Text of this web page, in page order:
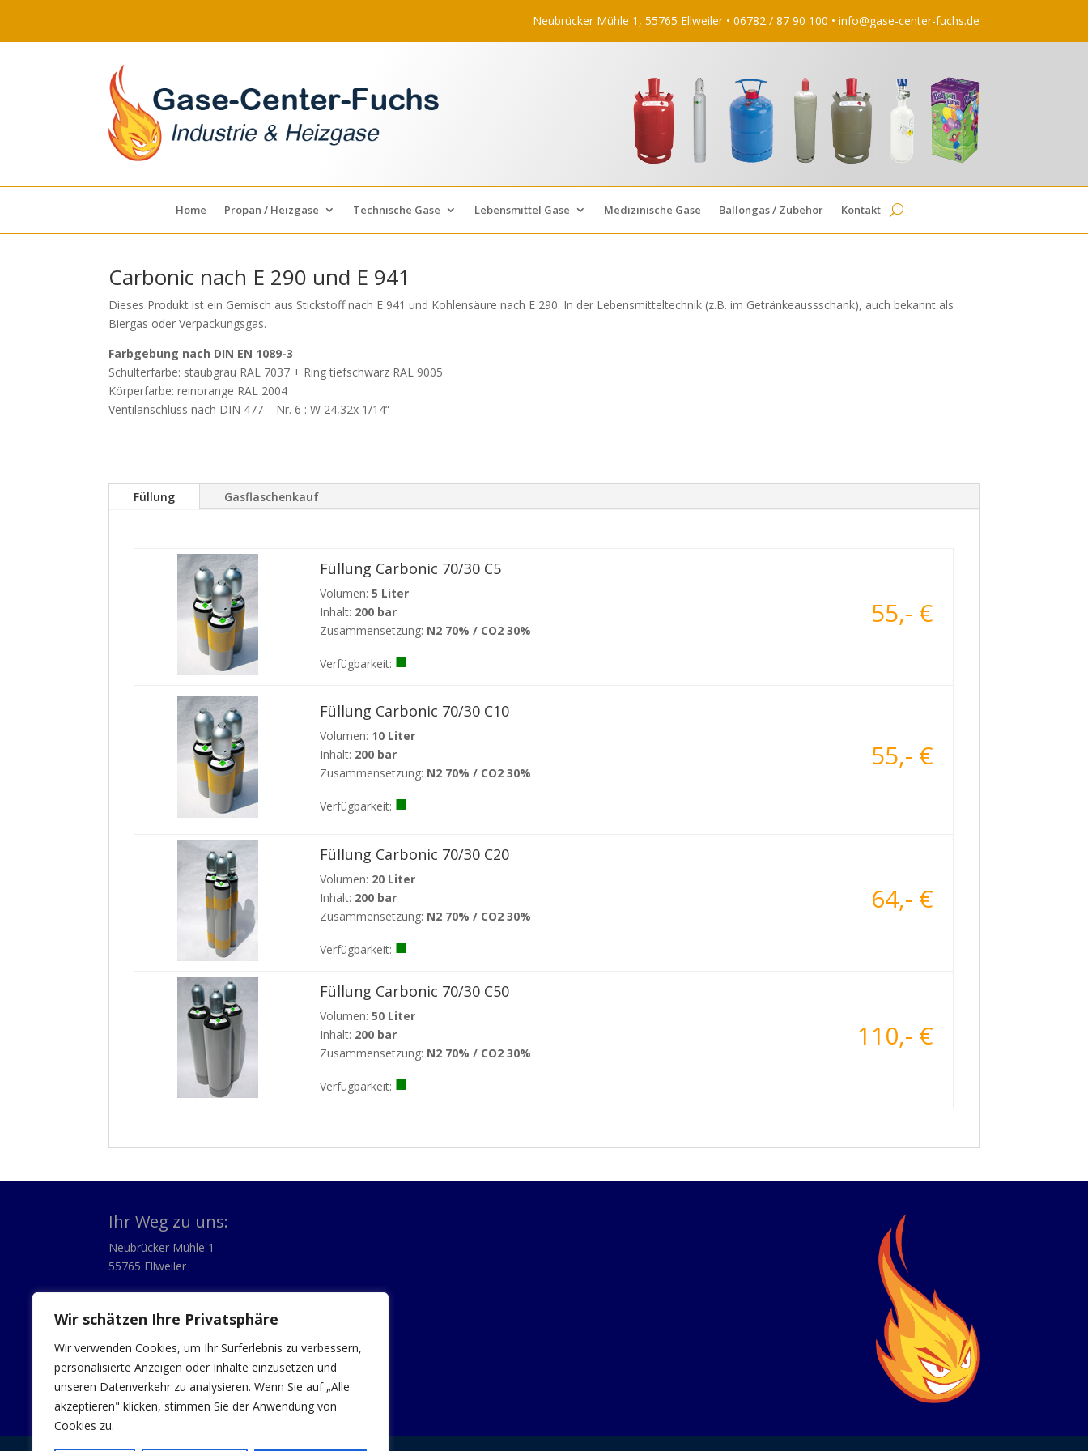
Wir schätzen Ihre Privatsphäre
Wir verwenden Cookies, um Ihr Surferlebnis zu verbessern,
personalisierte Anzeigen oder Inhalte einzusetzen und
unseren Datenverkehr zu analysieren. Wenn Sie auf „Alle
akzeptieren" klicken, stimmen Sie der Anwendung von
Cookies zu.
Neubrücker Mühle 1, 55765 Ellweiler • 06782 / 87 90 100 • info@gase-center-fuchs.de
Home Propan / Heizgase Technische Gase Lebensmittel Gase Medizinische Gase Ballongas / Zubehör Kontakt
Carbonic nach E 290 und E 941
Dieses Produkt ist ein Gemisch aus Stickstoff nach E 941 und Kohlensäure nach E 290. In der Lebensmitteltechnik (z.B. im Getränkeaussschank), auch bekannt als
Biergas oder Verpackungsgas.
Farbgebung nach DIN EN 1089-3
Schulterfarbe: staubgrau RAL 7037 + Ring tiefschwarz RAL 9005
Körperfarbe: reinorange RAL 2004
Ventilanschluss nach DIN 477 – Nr. 6 : W 24,32x 1/14“
Füllung Gasflaschenkauf
Füllung Carbonic 70/30 C5
Volumen: 5 Liter
Inhalt: 200 bar
Zusammensetzung: N2 70% / CO2 30%
Verfügbarkeit: ■
55,- €
Füllung Carbonic 70/30 C10
Volumen: 10 Liter
Inhalt: 200 bar
Zusammensetzung: N2 70% / CO2 30%
Verfügbarkeit: ■
55,- €
Füllung Carbonic 70/30 C20
Volumen: 20 Liter
Inhalt: 200 bar
Zusammensetzung: N2 70% / CO2 30%
Verfügbarkeit: ■
64,- €
Füllung Carbonic 70/30 C50
Volumen: 50 Liter
Inhalt: 200 bar
Zusammensetzung: N2 70% / CO2 30%
Verfügbarkeit: ■
110,- €
Ihr Weg zu uns:
Neubrücker Mühle 1
55765 Ellweiler
+49 6782 / 87 90 100
info@gase-center-fuchs.de
Öffnungszeiten:
Montag – Samstag
8:00 – 18:00